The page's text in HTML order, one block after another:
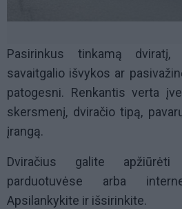
Pasirinkus tinkamą dviratį,
savaitgalio išvykos ar
patogesni. Renkantis verta
skersmenį, dviračio tipą,
įrangą.
Dviračius galite apžiūrėti
parduotuvėse arba
Apsilankykite ir išsirinkite.